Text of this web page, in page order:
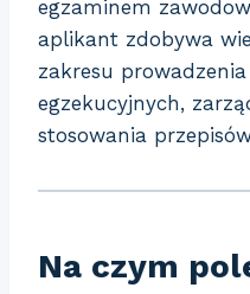
egzaminem
aplikant zdobywa
zakresu
egzekucyjnych,
stosowania
Na czym